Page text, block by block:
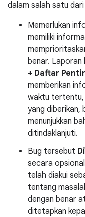
dalam salah satu
Memerlukan
memiliki
benar. Laporan
+ Daftar
memberikan
waktu tertentu,
yang diberikan,
menunjukkan
ditindaklanjuti.
Bug tersebut
secara
telah diakui
tentang
dengan benar
ditetapkan